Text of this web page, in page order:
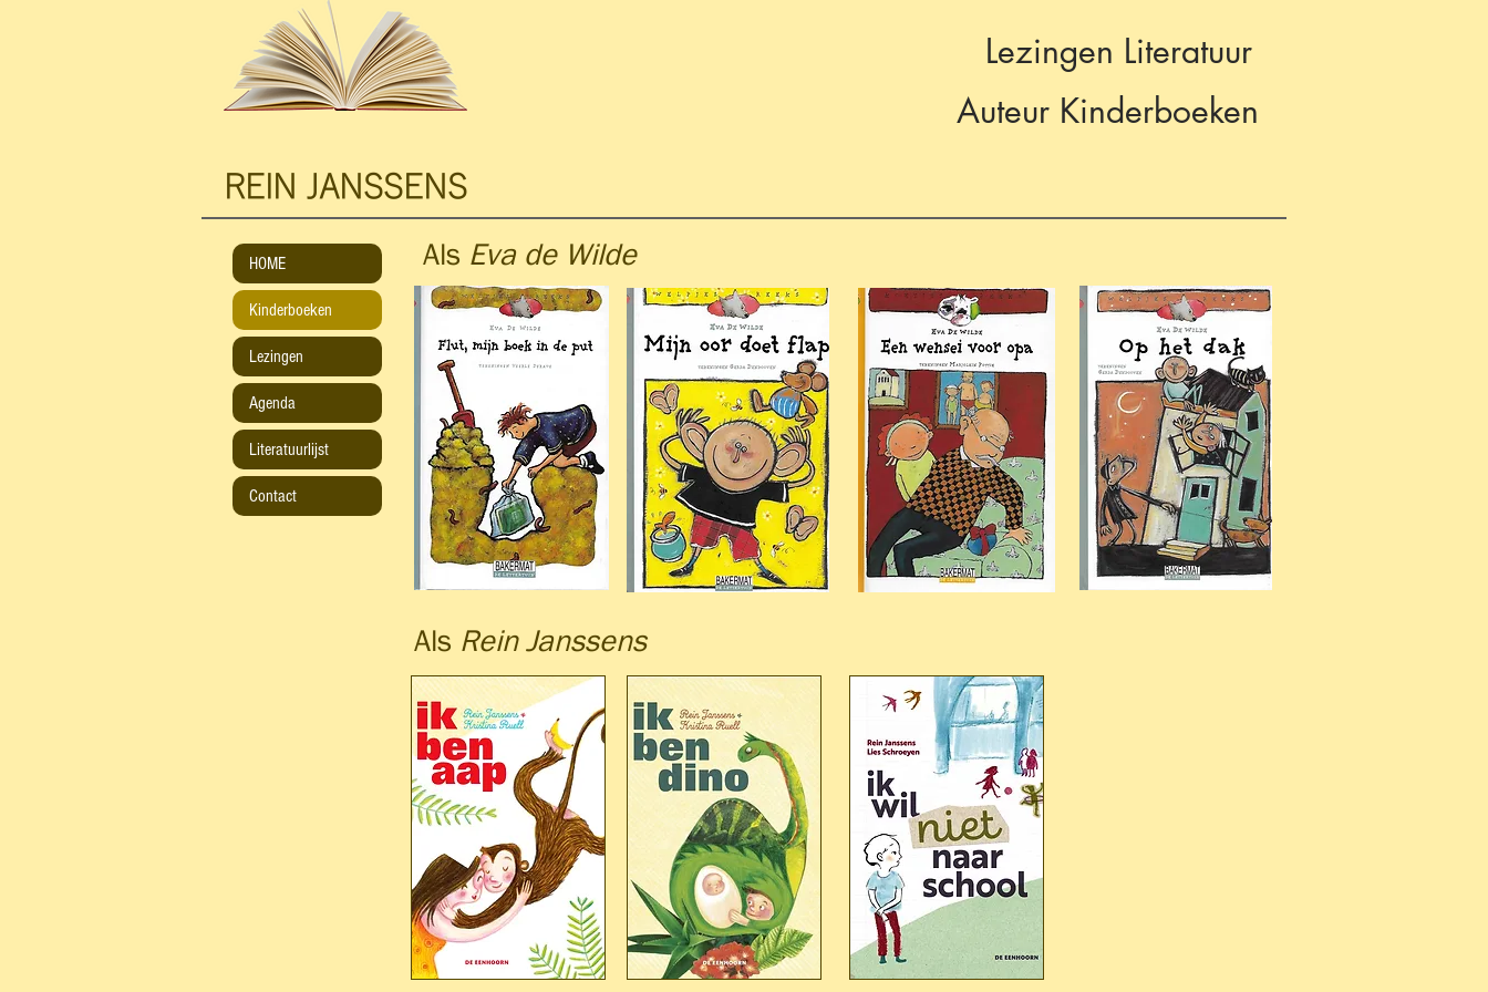
HOME
Kinderboeken
Lezingen
Agenda
Literatuurlijst
Contact
Lezingen Literatuur
Auteur Kinderboeken
REIN JANSSENS
Als Eva de Wilde
Als Rein Janssens